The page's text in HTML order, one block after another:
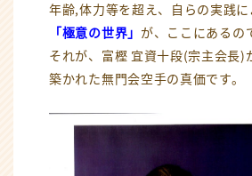
年齢,体力等を超え、自らの実践
「極意の世界」 が、ここにあるの
それが、富樫 宜資十段(宗主会長)
築かれた無門会空手の真価です。